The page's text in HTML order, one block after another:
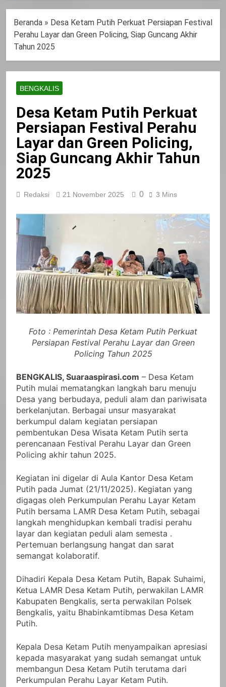
Beranda » Desa Ketam Putih Perkuat Persiapan Festival
Perahu Layar dan Green Policing, Siap Guncang Akhir
Tahun 2025
BENGKALIS
Desa Ketam Putih Perkuat
Persiapan Festival Perahu
Layar dan Green Policing,
Siap Guncang Akhir Tahun
2025
Redaksi 21 November 2025 0 3 Mins
Foto : Pemerintah Desa Ketam Putih Perkuat
Persiapan Festival Perahu Layar dan Green
Policing Tahun 2025
BENGKALIS, Suaraaspirasi.com – Desa Ketam
Putih mulai mematangkan langkah baru menuju
Desa yang berbudaya, peduli alam dan pariwisata
berkelanjutan. Berbagai unsur masyarakat
berkumpul dalam kegiatan persiapan
pembentukan Desa Wisata Ketam Putih serta
perencanaan Festival Perahu Layar dan Green
Policing akhir tahun 2025.
Kegiatan ini digelar di Aula Kantor Desa Ketam
Putih pada Jumat (21/11/2025). Kegiatan yang
digagas oleh Perkumpulan Perahu Layar Ketam
Putih bersama LAMR Desa Ketam Putih, sebagai
langkah menghidupkan kembali tradisi perahu
layar dan kegiatan peduli alam semesta .
Pertemuan berlangsung hangat dan sarat
semangat kolaboratif.
Dihadiri Kepala Desa Ketam Putih, Bapak Suhaimi,
Ketua LAMR Desa Ketam Putih, perwakilan LAMR
Kabupaten Bengkalis, serta perwakilan Polsek
Bengkalis, yaitu Bhabinkamtibmas Desa Ketam
Putih.
Kepala Desa Ketam Putih menyampaikan apresiasi
kepada masyarakat yang sudah semangat untuk
membangun Desa Ketam Putih terutama dari
Perkumpulan Perahu Layar Ketam Putih.